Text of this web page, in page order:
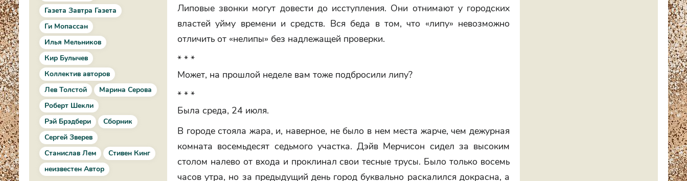
Газета Завтра Газета
Ги Мопассан
Илья Мельников
Кир Булычев
Коллектив авторов
Лев Толстой
Марина Серова
Роберт Шекли
Рэй Брэдбери
Сборник
Сергей Зверев
Станислав Лем
Стивен Кинг
неизвестен Автор
Липовые звонки могут довести до исступления. Они отнимают у городских
властей уйму времени и средств. Вся беда в том, что «липу» невозможно
отличить от «нелипы» без надлежащей проверки.
* * *
Может, на прошлой неделе вам тоже подбросили липу?
* * *
Была среда, 24 июля.
В городе стояла жара, и, наверное, не было в нем места жарче, чем дежурная
комната восемьдесят седьмого участка. Дэйв Мерчисон сидел за высоким
столом налево от входа и проклинал свои тесные трусы. Было только восемь
часов утра, но за предыдущий день город буквально раскалился докрасна, а